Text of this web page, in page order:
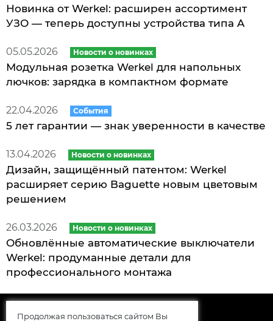
Новинка от Werkel: расширен ассортимент
УЗО — теперь доступны устройства типа A
05.05.2026 Новости о новинках
Модульная розетка Werkel для напольных
лючков: зарядка в компактном формате
22.04.2026 События
5 лет гарантии — знак уверенности в качестве
13.04.2026 Новости о новинках
Дизайн, защищённый патентом: Werkel
расширяет серию Baguette новым цветовым
решением
26.03.2026 Новости о новинках
Обновлённые автоматические выключатели
Werkel: продуманные детали для
профессионального монтажа
Продолжая пользоваться сайтом Вы